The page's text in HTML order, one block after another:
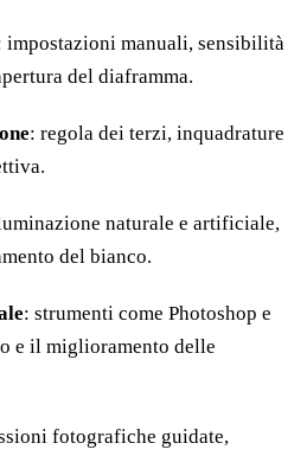
impostazioni manuali, sensibilità
del diaframma.
: regola dei terzi, inquadrature
naturale e artificiale,
del bianco.
: strumenti come Photoshop e
e il miglioramento delle
fotografiche guidate,